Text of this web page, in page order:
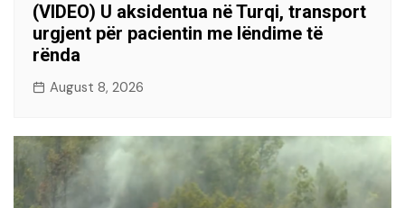
(VIDEO) U aksidentua në Turqi, transport
urgjent për pacientin me lëndime të
rënda
August 8, 2026